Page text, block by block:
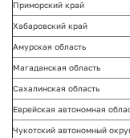
Приморский край
Хабаровский край
Амурская область
Магаданская область
Сахалинская область
Еврейская автономная
Чукотский автономный